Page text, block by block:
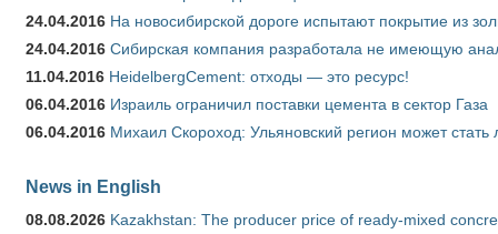
24.04.2016 На новосибирской дороге испытают покрытие из
24.04.2016 Сибирская компания разработала не имеющую
11.04.2016 HeidelbergCement: отходы — это ресурс!
06.04.2016 Израиль ограничил поставки цемента в сектор Газа
06.04.2016 Михаил Скороход: Ульяновский регион может
News in English
08.08.2026 Kazakhstan: The producer price of ready-mixed